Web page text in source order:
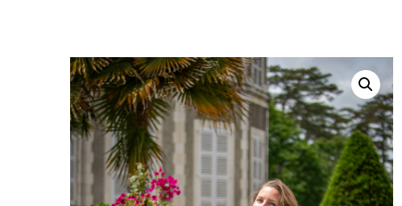
Un verre en terrasse –
La Dolce Vita : Madd’in
Rome – 2026
Célébrations hivernales –
2025